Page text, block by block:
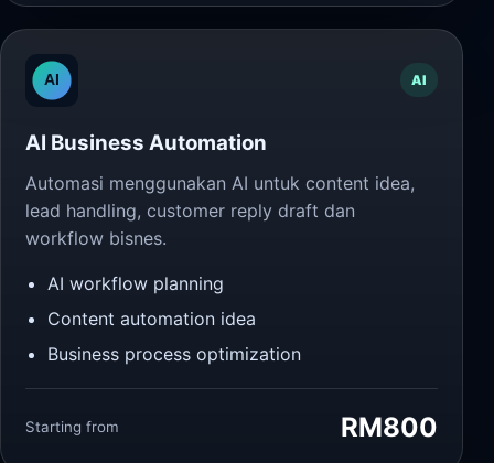
AI
AI Business Automation
Automasi menggunakan AI untuk content idea,
lead handling, customer reply draft dan
workflow bisnes.
AI workflow planning
Content automation idea
Business process optimization
Starting from RM800